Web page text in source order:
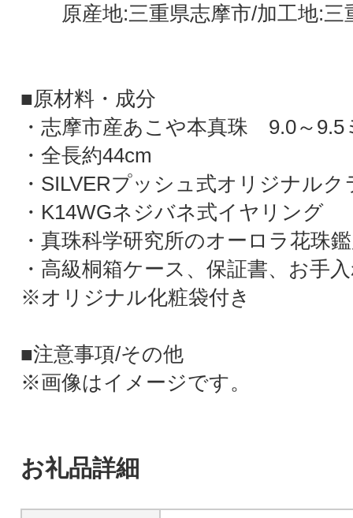
原産地:三重県志摩市/加工地:三
■原材料・成分
・志摩市産あこや本真珠 9.0～9.5
・全長約44cm
・SILVERプッシュ式オリジナルク
・K14WGネジバネ式イヤリング
・真珠科学研究所のオーロラ花珠
・高級桐箱ケース、保証書、お手
※オリジナル化粧袋付き
■注意事項/その他
※画像はイメージです。
お礼品詳細